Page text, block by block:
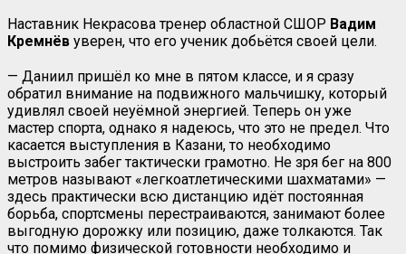
Наставник Некрасова тренер областной СШОР Вадим
Кремнёв уверен, что его ученик добьётся своей цели.
— Даниил пришёл ко мне в пятом классе, и я сразу
обратил внимание на подвижного мальчишку, который
удивлял своей неуёмной энергией. Теперь он уже
мастер спорта, однако я надеюсь, что это не предел. Что
касается выступления в Казани, то необходимо
выстроить забег тактически грамотно. Не зря бег на 800
метров называют «легкоатлетическими шахматами» —
здесь практически всю дистанцию идёт постоянная
борьба, спортсмены перестраиваются, занимают более
выгодную дорожку или позицию, даже толкаются. Так
что помимо физической готовности необходимо и